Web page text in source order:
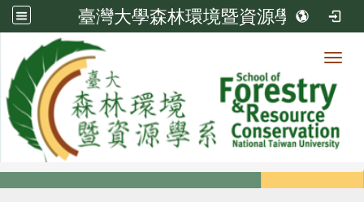
臺灣大學森林環境暨資源學系
系所成員
系所成員